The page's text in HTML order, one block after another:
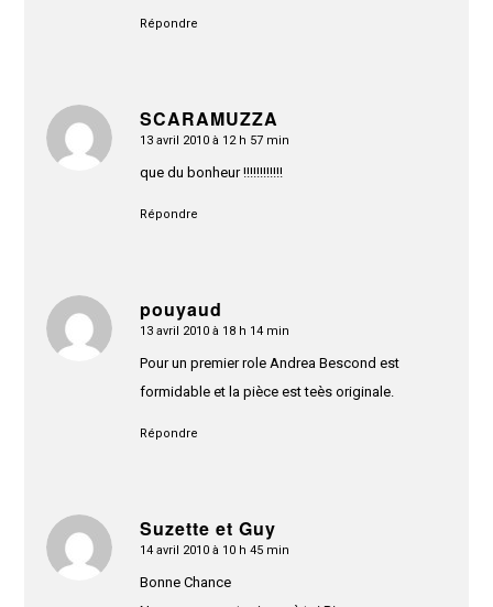
Répondre
SCARAMUZZA
dit
13 avril 2010 à 12 h 57 min
que du bonheur !!!!!!!!!!!!
Répondre
pouyaud
dit
13 avril 2010 à 18 h 14 min
Pour un premier role Andrea Bescond est
formidable et la pièce est teès originale.
Répondre
Suzette et Guy
dit
14 avril 2010 à 10 h 45 min
Bonne Chance